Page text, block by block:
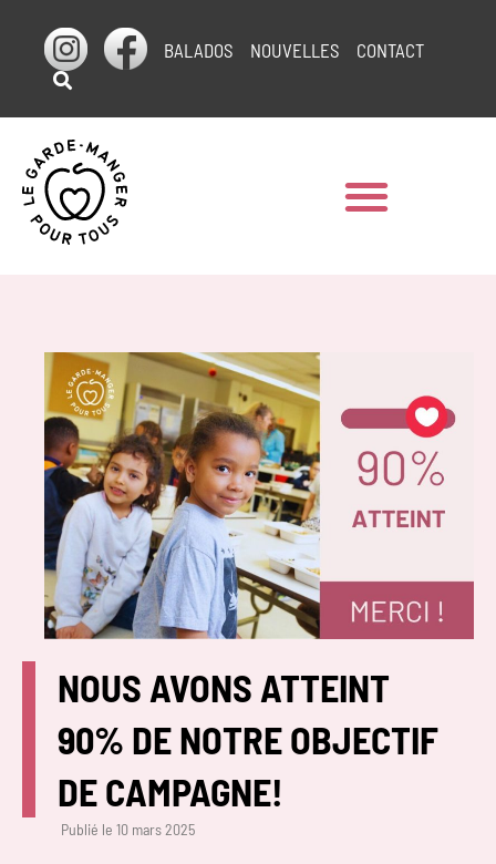
BALADOS NOUVELLES CONTACT
NOUS AVONS ATTEINT
90% DE NOTRE OBJECTIF
DE CAMPAGNE!
Publié le 10 mars 2025